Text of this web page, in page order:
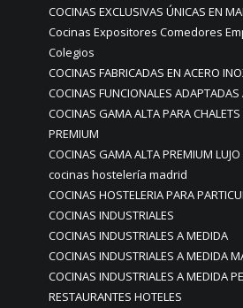
COCINAS EXCLUSIVAS ÚNICAS EN
Cocinas Expositores Comedores
Colegios
COCINAS FABRICADAS EN ACERO
COCINAS FUNCIONALES
COCINAS GAMA ALTA PARA
PREMIUM
COCINAS GAMA ALTA PREMIUM
cocinas hostelería madrid
COCINAS HOSTELERIA PARA
COCINAS INDUSTRIALES
COCINAS INDUSTRIALES A MEDIDA
COCINAS INDUSTRIALES A MEDIDA
COCINAS INDUSTRIALES A MEDIDA
RESTAURANTES HOTELES